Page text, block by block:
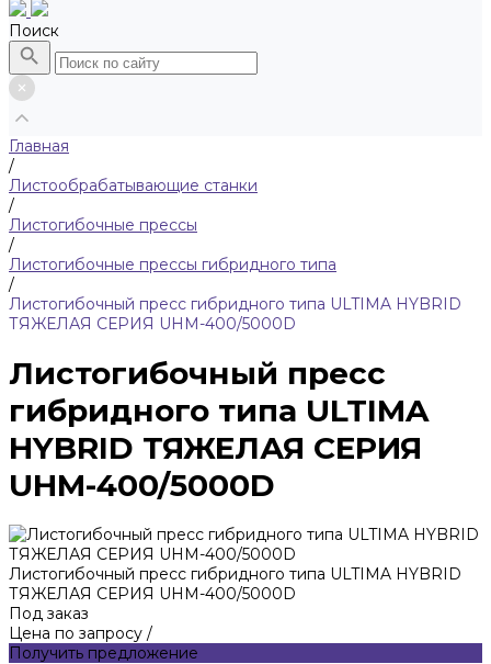
Поиск
Главная
/
Листообрабатывающие станки
/
Листогибочные прессы
/
Листогибочные прессы гибридного типа
/
Листогибочный пресс гибридного типа ULTIMA HYBRID
ТЯЖЕЛАЯ СЕРИЯ UHM-400/5000D
Листогибочный пресс
гибридного типа ULTIMA
HYBRID ТЯЖЕЛАЯ СЕРИЯ
UHM-400/5000D
Листогибочный пресс гибридного типа ULTIMA HYBRID
ТЯЖЕЛАЯ СЕРИЯ UHM-400/5000D
Под заказ
Цена по запросу /
Получить предложение